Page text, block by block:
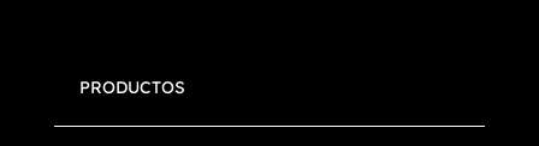
PRODUCTOS